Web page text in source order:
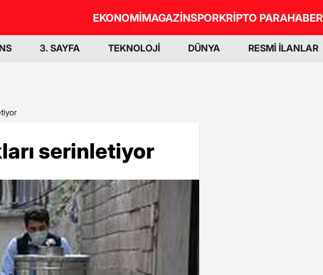
EKONOMİMAGAZİNSPORKRİPTO PARAHABER
3. SAYFA TEKNOLOJİ DÜNYA RESMİ İLANLAR
serinletiyor